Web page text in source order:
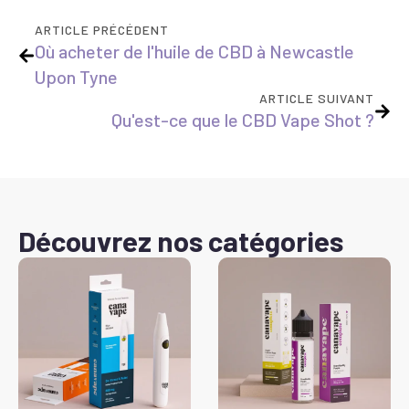
ARTICLE PRÉCÉDENT
Où acheter de l'huile de CBD à Newcastle
Upon Tyne
ARTICLE SUIVANT
Qu'est-ce que le CBD Vape Shot ?
Découvrez nos catégories